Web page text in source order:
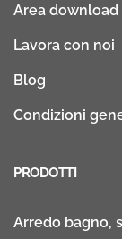
Area download
Lavora con noi
Blog
Condizioni
PRODOTTI
Arredo bagno,